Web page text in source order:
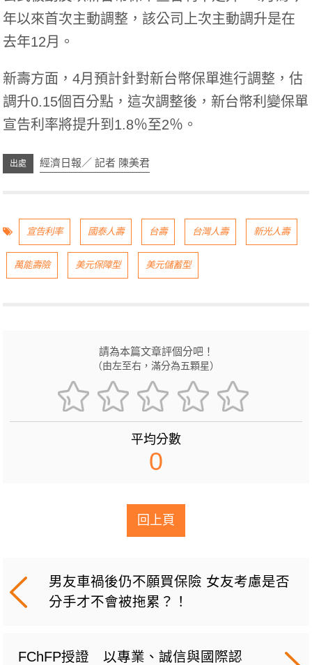
年以來首次主動調整，該公司上次主動調升是在
去年12月。
新壽方面，4月預計針對新台幣保單進行調整，估
調升0.15個百分點，這次調整後，新台幣利變保單
宣告利率將提升到1.8％至2％。
經濟日報／ 記者 陳美君
宣告利率 國泰人壽 台壽 台灣人壽 新光人壽
萬能壽險 美元保障型 美元儲蓄型
請為本篇文章評個分吧！
（由左至右，滿分為五顆星）
平均分數
0
回上頁
男友車禍後仍不願買保險 女友考慮是否
分手才不會被拖累？！
FChFP授證 以專業、誠信與國際認